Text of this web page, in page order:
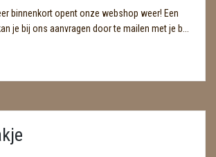
binnenkort opent onze webshop weer! Een
je bij ons aanvragen door te mailen met je b...